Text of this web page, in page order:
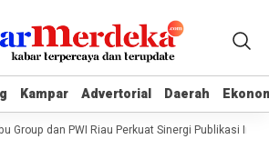
Kampar Advertorial Daerah
Kampar Advertorial Daerah
dan PWI Riau Perkuat Sinergi Publikasi